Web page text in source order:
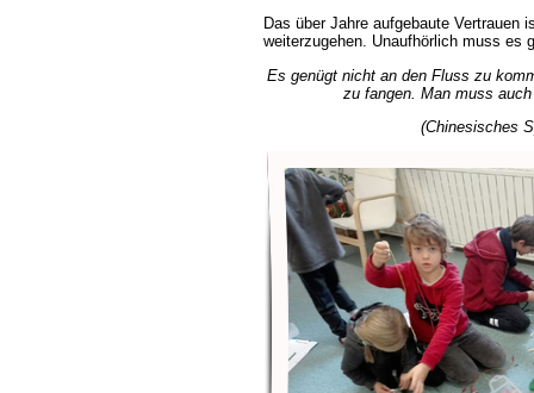
Das über Jahre aufgebaute Vertrauen
weiterzugehen. Unaufhörlich muss es
Es genügt nicht an den Fluss zu
zu fangen. Man muss
(Chinesisches